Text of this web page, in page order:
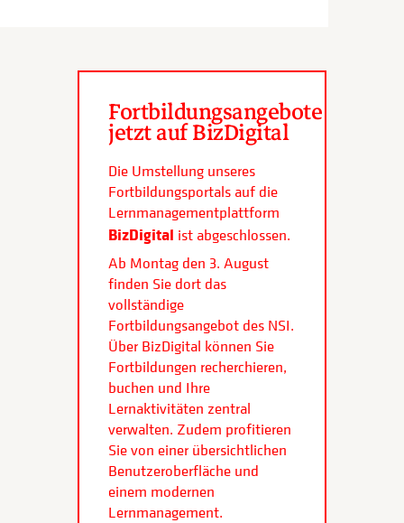
Fortbildungsangebote
jetzt auf BizDigital
Die Umstellung unseres
Fortbildungsportals auf die
Lernmanagementplattform
BizDigital ist abgeschlossen.
Ab Montag den 3. August
finden Sie dort das
vollständige
Fortbildungsangebot des NSI.
Über BizDigital können Sie
Fortbildungen recherchieren,
buchen und Ihre
Lernaktivitäten zentral
verwalten. Zudem profitieren
Sie von einer übersichtlichen
Benutzeroberfläche und
einem modernen
Lernmanagement.